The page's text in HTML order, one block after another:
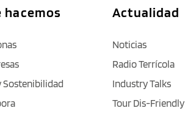
hacemos
Sostenibilidad
Actualidad
Noticias
Radio Terrícola
Industry Talks
Tour Dis-Friendly